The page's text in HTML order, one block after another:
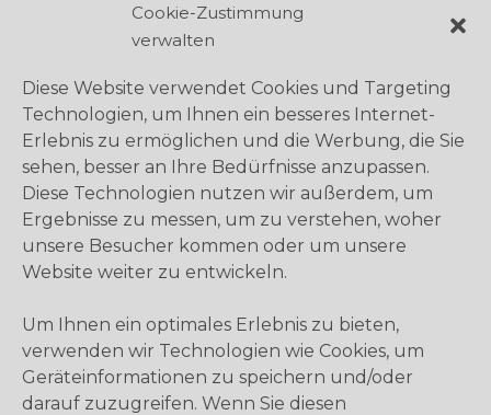
Cookie-Zustimmung
verwalten
Diese Website verwendet Cookies und Targeting
Technologien, um Ihnen ein besseres Internet-
Erlebnis zu ermöglichen und die Werbung, die Sie
sehen, besser an Ihre Bedürfnisse anzupassen.
Diese Technologien nutzen wir außerdem, um
Ergebnisse zu messen, um zu verstehen, woher
unsere Besucher kommen oder um unsere
Website weiter zu entwickeln.
Um Ihnen ein optimales Erlebnis zu bieten,
verwenden wir Technologien wie Cookies, um
Geräteinformationen zu speichern und/oder
darauf zuzugreifen. Wenn Sie diesen